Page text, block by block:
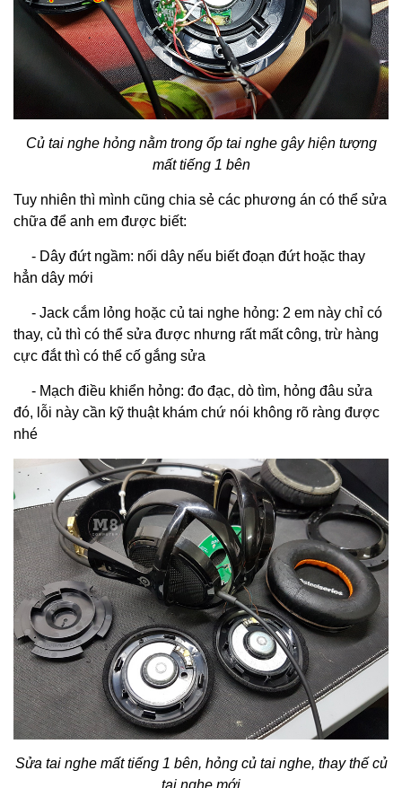
Củ tai nghe hỏng nằm trong ốp tai nghe gây hiện tượng
mất tiếng 1 bên
Tuy nhiên thì mình cũng chia sẻ các phương án có thể sửa
chữa để anh em được biết:
- Dây đứt ngầm: nối dây nếu biết đoạn đứt hoặc thay
hẳn dây mới
- Jack cắm lỏng hoặc củ tai nghe hỏng: 2 em này chỉ có
thay, củ thì có thể sửa được nhưng rất mất công, trừ hàng
cực đắt thì có thể cố gắng sửa
- Mạch điều khiển hỏng: đo đạc, dò tìm, hỏng đâu sửa
đó, lỗi này cần kỹ thuật khám chứ nói không rõ ràng được
nhé
Sửa tai nghe mất tiếng 1 bên, hỏng củ tai nghe, thay thế củ
tai nghe mới